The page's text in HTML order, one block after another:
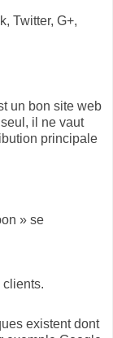
Twitter, G+,
un bon site web
il ne vaut
principale
» se
clients.
existent dont